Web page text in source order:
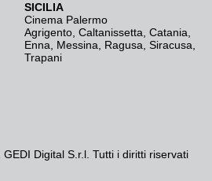
SICILIA
Cinema Palermo
Agrigento Caltanissetta Catania
Enna
Messina Ragusa Siracusa
Trapani
Digital S.r.l. Tutti i diritti riservati